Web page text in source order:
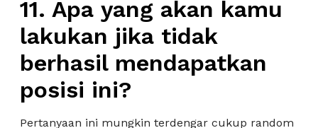
11. Apa yang akan kamu
lakukan jika tidak
berhasil mendapatkan
posisi ini?
Pertanyaan ini mungkin terdengar cukup random